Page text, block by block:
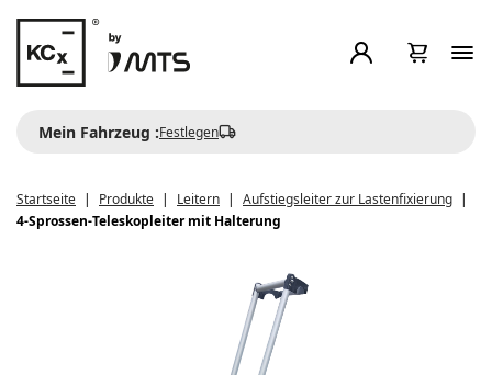
Mein Fahrzeug :Festlegen
Startseite Produkte Leitern
Aufstiegsleiter zur Lastenfixierung
4-Sprossen-Teleskopleiter mit Halterung